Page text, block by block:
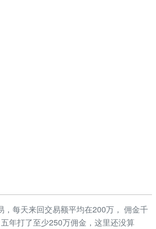
每天来回交易额平均在200万， 佣金千
年打了至少250万佣金，这里还没算